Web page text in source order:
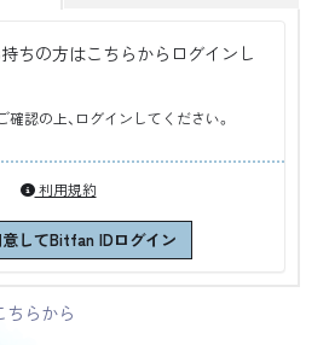
ちの方はこちらからログインし
認の上、ログインしてください。
利用規約
してBitfan IDログイン
ちらから